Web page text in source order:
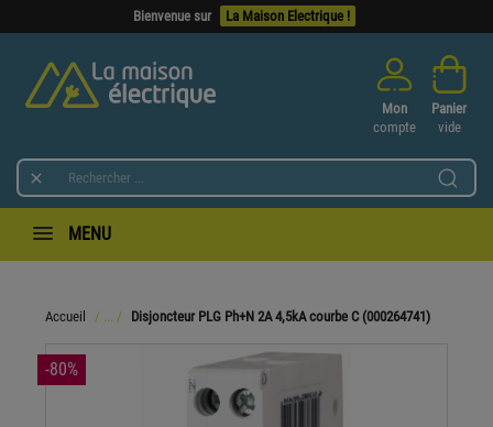
Bienvenue sur La Maison Electrique !

Mon
compte
Panier
vide
MENU
Accueil Disjoncteur PLG Ph+N 2A 4,5kA courbe C (000264741)
-80%